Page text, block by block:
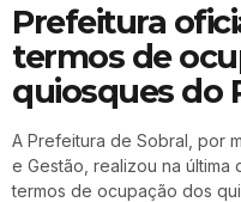
Prefeitura
termos de
quiosques do
A Prefeitura de Sobral, por
e Gestão, realizou na última
termos de ocupação dos